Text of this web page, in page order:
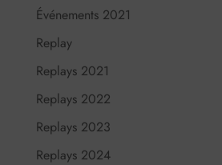
Événements 2021
Replay
Replays 2021
Replays 2022
Replays 2023
Replays 2024